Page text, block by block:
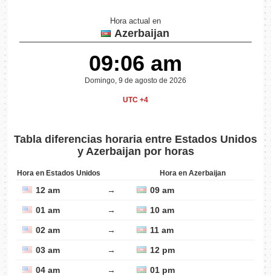
Hora actual en
Azerbaijan
09:06 am
Domingo, 9 de agosto de 2026
UTC +4
Tabla diferencias horaria entre Estados Unidos
y Azerbaijan por horas
Hora en Estados Unidos Hora en Azerbaijan
12 am → 09 am
01 am → 10 am
02 am → 11 am
03 am → 12 pm
04 am → 01 pm